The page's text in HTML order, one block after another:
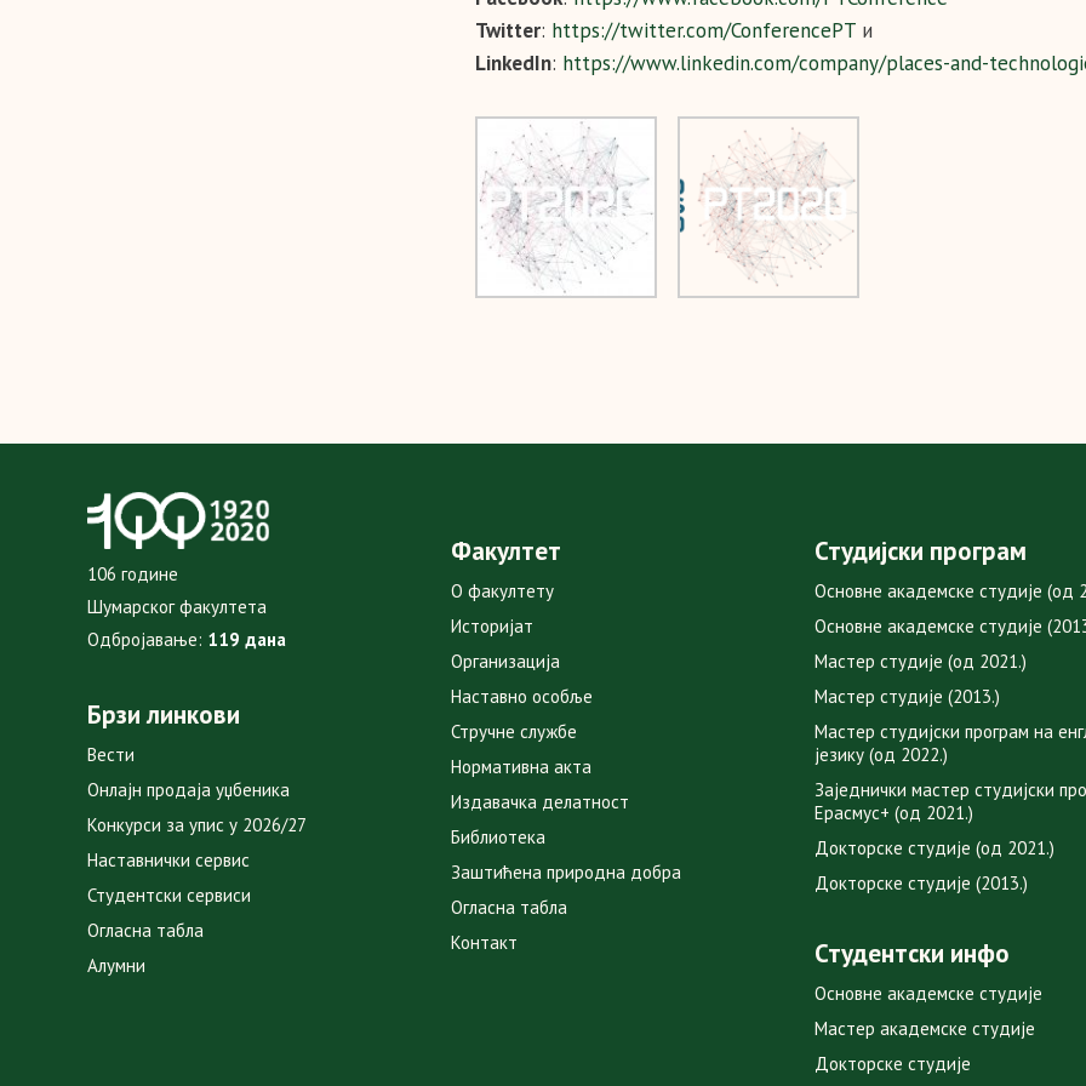
Twitter: https://twitter.com/ConferencePT и
LinkedIn: https://www.linkedin.com/company/places-and-
106 године
Шумарског факултета
Одбројавање: 119 дана
Брзи линкови
Вести
Онлајн продаја уџбеника
Конкурси за упис у 2026/27
Наставнички сервис
Студентски сервиси
Огласна табла
Алумни
Факултет
О факултету
Историјат
Организација
Наставно особље
Стручне службе
Нормативна акта
Издавачка делатност
Библиотека
Заштићена природна добра
Огласна табла
Контакт
Студијски програм
Основне академске студије (од
Основне академске студије
Мастер студије (од 2021.)
Мастер студије (2013.)
Мастер студијски програм на
језику (од 2022.)
Заједнички мастер студијски
Ерасмус+ (од 2021.)
Докторске студије (од 2021.)
Докторске студије (2013.)
Студентски инфо
Основне академске студије
Мастер академске студије
Докторске студије